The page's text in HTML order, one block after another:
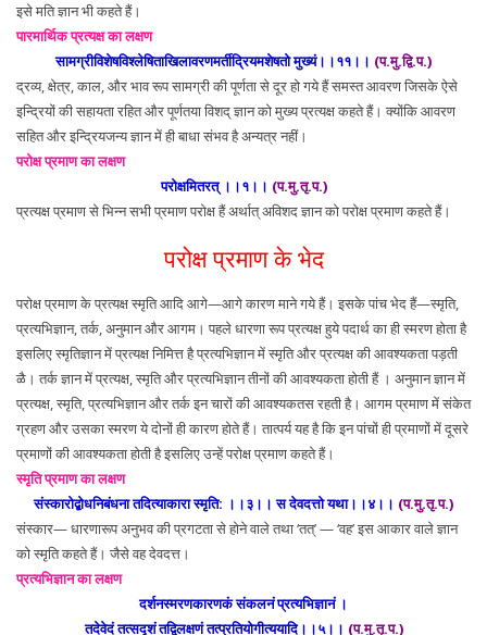
इसे मति ज्ञान भी कहते हैं।
पारमार्थिक प्रत्यक्ष का लक्षण
सामग्रीविशेषविश्लेषिताखिलावरणमर्तीद्रियमशेषतो मुख्यं।।११।। (प.मु.द्वि.प.)
द्रव्य, क्षेत्र, काल, और भाव रूप सामग्री की पूर्णता से दूर हो गये हैं समस्त आवरण जिसके ऐसे
इन्द्रियों की सहायता रहित और पूर्णतया विशद् ज्ञान को मुख्य प्रत्यक्ष कहते हैं। क्योंकि आवरण
सहित और इन्द्रियजन्य ज्ञान में ही बाधा संभव है अन्यत्र नहीं।
परोक्ष प्रमाण का लक्षण
परोक्षमितरत् ।।१।। (प.मु.तृ.प.)
प्रत्यक्ष प्रमाण से भिन्न सभी प्रमाण परोक्ष हैं अर्थात् अविशद ज्ञान को परोक्ष प्रमाण कहते हैं।
परोक्ष प्रमाण के भेद
परोक्ष प्रमाण के प्रत्यक्ष स्मृति आदि आगे—आगे कारण माने गये हैं। इसके पांच भेद हैं—स्मृति,
प्रत्यभिज्ञान, तर्क, अनुमान और आगम। पहले धारणा रूप प्रत्यक्ष हुये पदार्थ का ही स्मरण होता है
इसलिए स्मृतिज्ञान में प्रत्यक्ष निमित्त है प्रत्यभिज्ञान में स्मृति और प्रत्यक्ष की आवश्यकता पड़ती
ळै। तर्क ज्ञान में प्रत्यक्ष, स्मृति और प्रत्यभिज्ञान तीनों की आवश्यकता होती हैं । अनुमान ज्ञान में
प्रत्यक्ष, स्मृति, प्रत्यभिज्ञान और तर्क इन चारों की आवश्यकतस रहती है। आगम प्रमाण में संकेत
ग्रहण और उसका स्मरण ये दोनों ही कारण होते हैं। तात्पर्य यह है कि इन पांचों ही प्रमाणों में दूसरे
प्रमाणों की आवश्यकता होती है इसलिए उन्हें परोक्ष प्रमाण कहते हैं।
स्मृति प्रमाण का लक्षण
संस्कारोद्बोधनिबंधना तदित्याकारा स्मृति: ।।३।। स देवदत्तो यथा।।४।। (प.मु.तृ.प.)
संस्कार— धारणारूप अनुभव की प्रगटता से होने वाले तथा ‘तत्’ — ‘वह’ इस आकार वाले ज्ञान
को स्मृति कहते हैं। जैसे वह देवदत्त।
प्रत्यभिज्ञान का लक्षण
दर्शनस्मरणकारणकं संकलनं प्रत्यभिज्ञानं ।
तदेवेदं तत्सदृशं तद्विलक्षणं तत्प्रतियोगीत्ययादि।।५।। (प.मु.तृ.प.)